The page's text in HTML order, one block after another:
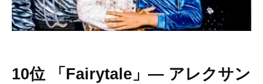
10位 「Fairytale」― アレクサン